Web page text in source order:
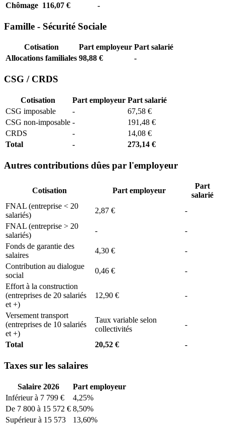
Chômage 116,07 € -
Famille - Sécurité Sociale
Cotisation Part employeur Part salarié
Allocations familiales 98,88 € -
CSG / CRDS
Cotisation Part employeur Part salarié
CSG imposable
-
67,58 €
CSG non-imposable -
191,48 €
CRDS
-
14,08 €
Total
- 273,14 €
Autres contributions dûes par l'employeur
Cotisation Part employeur
Part
salarié
FNAL (entreprise < 20
salariés)
2,87 €
-
FNAL (entreprise > 20
salariés)
-
-
Fonds de garantie des
salaires
4,30 €
-
Contribution au dialogue
social
0,46 €
-
Effort à la construction
(entreprises de 20 salariés
et +)
12,90 € -
Versement transport
(entreprises de 10 salariés
et +)
Taux variable selon
collectivités
-
Total 20,52 € -
Taxes sur les salaires
Salaire 2026
Part employeur
Inférieur à 7 799 €
4,25%
De 7 800 à 15 572 € 8,50%
Supérieur à 15 573
13,60%